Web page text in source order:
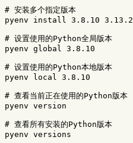
# 安装多个指定版本
pyenv install 3.8.10 3.13.2
# 设置使用的Python全局版本
pyenv global 3.8.10
# 设置使用的Python本地版本
pyenv
local 3.8.10
# 查看当前正在使用的Python版本
pyenv version
# 查看所有安装的Python版本
pyenv versions